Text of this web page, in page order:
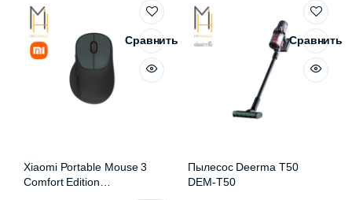
Сравнить
Xiaomi Portable Mouse 3
Comfort Edition
Сравнить
Пылесос Deerma T50
DEM-T50